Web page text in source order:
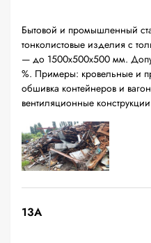
Бытовой и промышленный
тонколистовые изделия с
— до 1500х500х500 мм.
%. Примеры: кровельные и
обшивка контейнеров и
вентиляционные
13А